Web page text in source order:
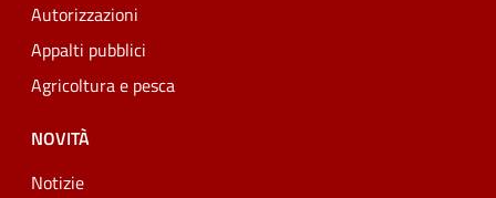
Autorizzazioni
Appalti pubblici
Agricoltura e pesca
NOVITÀ
Notizie